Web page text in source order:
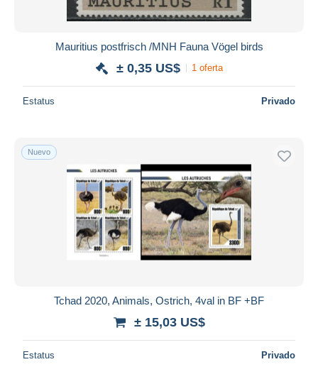
Mauritius postfrisch /MNH Fauna Vögel birds
± 0,35 US$ 1 oferta
Estatus Privado
Nuevo
Tchad 2020, Animals, Ostrich, 4val in BF +BF
± 15,03 US$
Estatus Privado